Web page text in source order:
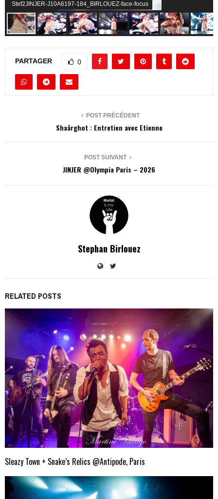
Stef2JINJER-J10A6197-184_BIRLOUEZ-face-focus
PARTAGER 0
POST PRÉCÉDENT
Shaârghot : Entretien avec Etienne
POST SUIVANT
JINJER @Olympia Paris – 2026
Stephan Birlouez
RELATED POSTS
Sleazy Town + Snake’s Relics @Antipode, Paris